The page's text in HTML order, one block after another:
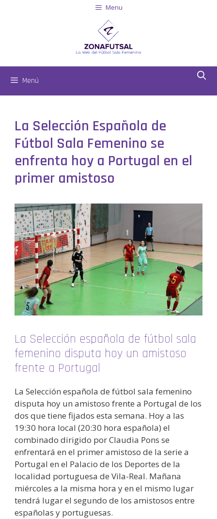
Menu
Menú
La Selección Española de
Fútbol Sala Femenino se
enfrenta hoy a Portugal en el
primer amistoso
La Selección española de fútbol sala
femenino disputa hoy un amistoso
frente a Portugal
La Selección española de fútbol sala femenino
disputa hoy un amistoso frente a Portugal de los
dos que tiene fijados esta semana. Hoy a las
19:30 hora local (20:30 hora española) el
combinado dirigido por Claudia Pons se
enfrentará en el primer amistoso de la serie a
Portugal en el Palacio de los Deportes de la
localidad portuguesa de Vila-Real. Mañana
miércoles a la misma hora y en el mismo lugar
tendrá lugar el segundo de los amistosos entre
españolas y portuguesas.